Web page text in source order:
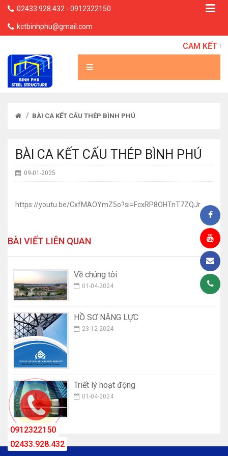
02433.928.432 - 0912322150
kctbinhphu@gmail.com
CAM KẾT
/ BÀI CA KẾT CẤU THÉP BÌNH PHÚ
BÀI CA KẾT CẤU THÉP BÌNH PHÚ
09-01-2025
https://youtu.be/CxfMAOYmZ5o?si=FcxRP8OHTnT7ZQJr
BÀI VIẾT LIÊN QUAN
Về chúng tôi
01-04-2024
HỒ SƠ NĂNG LỰC
23-12-2024
Triết lý hoạt động
01-04-2024
0912322150
02433.928.432